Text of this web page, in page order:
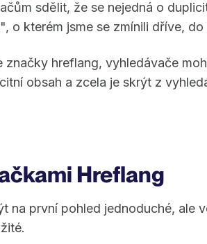
sdělit, že se nejedná o
o kterém jsme se zmínili dříve,
značky hreflang, vyhledávače
obsah a zcela je skrýt z
Hreflang
na první pohled jednoduché, ale